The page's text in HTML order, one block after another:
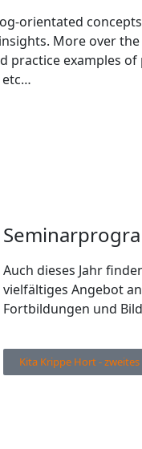
orientated
More over
practice examples
etc…
Auch dieses Jahr
vielfältiges Angebot
Fortbildungen und
Kita Krippe Hort -